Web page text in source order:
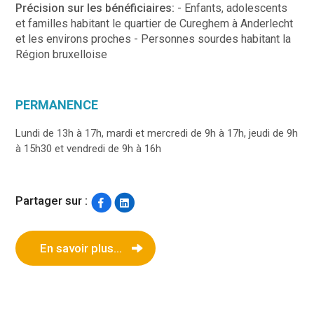
Précision sur les bénéficiaires: - Enfants, adolescents
et familles habitant le quartier de Cureghem à Anderlecht
et les environs proches - Personnes sourdes habitant la
Région bruxelloise
PERMANENCE
Lundi de 13h à 17h, mardi et mercredi de 9h à 17h, jeudi de 9h
à 15h30 et vendredi de 9h à 16h
Partager sur :
En savoir plus...